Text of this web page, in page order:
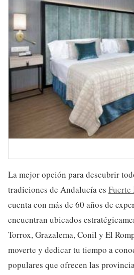
La mejor opción para descubrir
tradiciones de Andalucía es Fuerte
cuenta con más de 60 años de
encuentran ubicados
Torrox, Grazalema, Conil y El
moverte y dedicar tu tiempo a
populares que ofrecen las